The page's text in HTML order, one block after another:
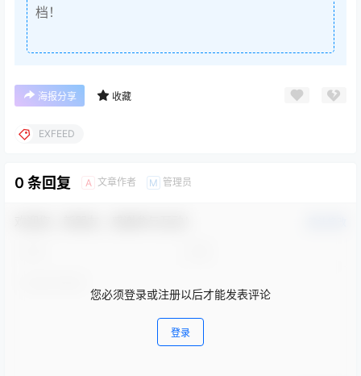
档！
海报分享 收藏
EXFEED
0 条回复 A 文章作者 M 管理员
您必须登录或注册以后才能发表评论
登录